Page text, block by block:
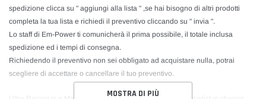
spedizione clicca su " aggiungi alla lista " ,se hai bisogno di altri prodotti
completa la tua lista e richiedi il preventivo cliccando su " invia ".
Lo staff di Em-Power ti comunicherà il prima possibile, il totale inclusa
spedizione ed i tempi di consegna.
Richiedendo il preventivo non sei obbligato ad acquistare nulla, potrai
scegliere di accettare o cancellare il tuo preventivo.
MOSTRA DI PIÙ